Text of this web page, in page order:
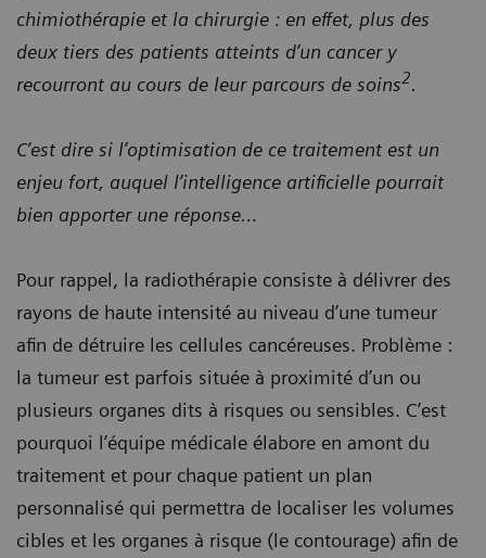
chimiothérapie et la chirurgie : en effet, plus des
deux tiers des patients atteints d’un cancer y
recourront au cours de leur parcours de soins2.
C’est dire si l’optimisation de ce traitement est un
enjeu fort, auquel l’intelligence artificielle pourrait
bien apporter une réponse…
Pour rappel, la radiothérapie consiste à délivrer des
rayons de haute intensité au niveau d’une tumeur
afin de détruire les cellules cancéreuses. Problème :
la tumeur est parfois située à proximité d’un ou
plusieurs organes dits à risques ou sensibles. C’est
pourquoi l’équipe médicale élabore en amont du
traitement et pour chaque patient un plan
personnalisé qui permettra de localiser les volumes
cibles et les organes à risque (le contourage) afin de